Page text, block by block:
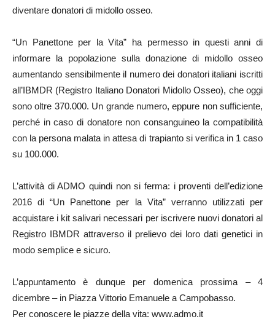
diventare donatori di midollo osseo.
“Un Panettone per la Vita” ha permesso in questi anni di
informare la popolazione sulla donazione di midollo osseo
aumentando sensibilmente il numero dei donatori italiani iscritti
all’IBMDR (Registro Italiano Donatori Midollo Osseo), che oggi
sono oltre 370.000. Un grande numero, eppure non sufficiente,
perché in caso di donatore non consanguineo la compatibilità
con la persona malata in attesa di trapianto si verifica in 1 caso
su 100.000.
L’attività di ADMO quindi non si ferma: i proventi dell’edizione
2016 di “Un Panettone per la Vita” verranno utilizzati per
acquistare i kit salivari necessari per iscrivere nuovi donatori al
Registro IBMDR attraverso il prelievo dei loro dati genetici in
modo semplice e sicuro.
L’appuntamento è dunque per domenica prossima – 4
dicembre – in Piazza Vittorio Emanuele a Campobasso.
Per conoscere le piazze della vita: www.admo.it